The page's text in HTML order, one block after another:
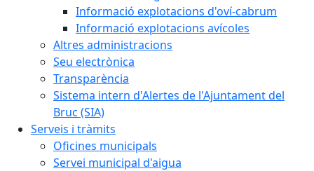
Informació explotacions d'oví-cabrum
Informació explotacions avícoles
Altres administracions
Seu electrònica
Transparència
Sistema intern d'Alertes de l'Ajuntament del
Bruc (SIA)
Serveis i tràmits
Oficines municipals
Servei municipal d'aigua